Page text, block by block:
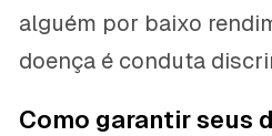
alguém por baixo
doença é conduta
Como garantir seus